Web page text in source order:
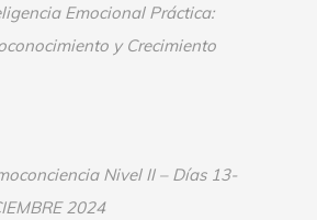
Emocional Práctica:
y Crecimiento
Nivel II – Días 13-
2024